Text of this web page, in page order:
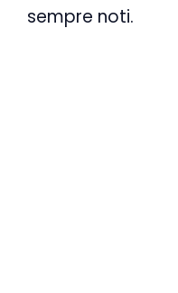
sempre noti.